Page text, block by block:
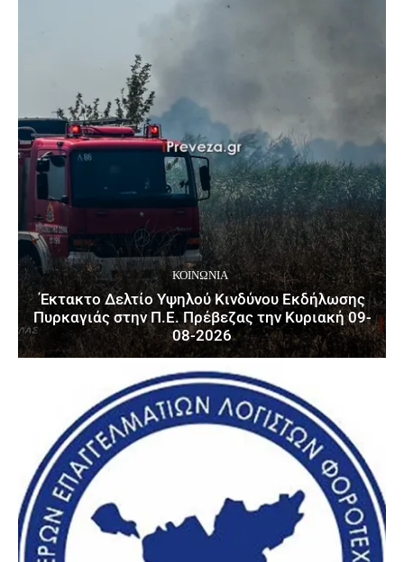
ΚΟΙΝΩΝΙΑ
Έκτακτο Δελτίο Υψηλού Κινδύνου Εκδήλωσης
Πυρκαγιάς στην Π.Ε. Πρέβεζας την Κυριακή 09-
08-2026